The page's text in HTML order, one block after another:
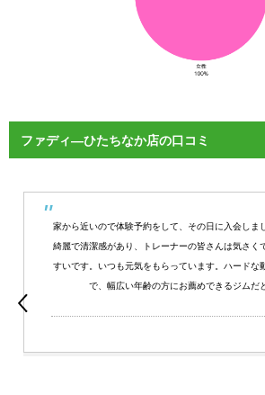
ファディ―ひたちなか店の口コミ
家から近いので体験予約をして、その日に入会しま
綺麗で清潔感があり、トレーナーの皆さんは気さく
すいです。いつも元気をもらっています。ハードな
で、幅広い年齢の方にお薦めできるジムだ